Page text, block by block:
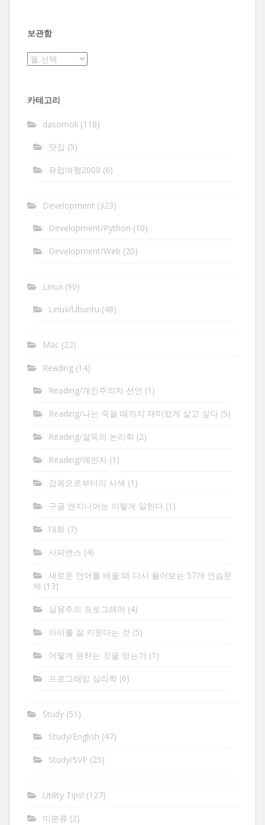
보관함
보
카테고리
dasomoli (118)
맛집 (5)
유럽여행2008 (6)
Development (323)
Development/Python (10)
Development/Web (20)
Linux (90)
Linux/Ubuntu (48)
Mac (22)
Reading (14)
Reading/개인주의자 선언 (1)
Reading/나는 죽을 때까지 재미있게 살고 싶다 (5)
Reading/설득의 논리학 (2)
Reading/예언자 (1)
감옥으로부터의 사색 (1)
구글 엔지니어는 이렇게 일한다 (1)
대화 (7)
사피엔스 (4)
새로운 언어를 배울 때 다시 풀어보는 57개 연습문
제 (13)
실용주의 프로그래머 (4)
아이를 잘 키운다는 것 (5)
어떻게 원하는 것을 얻는가 (1)
프로그래밍 심리학 (6)
Study (51)
Study/English (47)
Study/SVP (25)
Utility Tips! (127)
미분류 (2)